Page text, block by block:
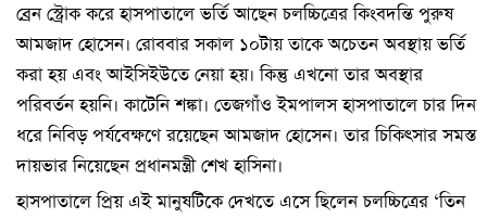
ব্রেন স্ট্রোক করে হাসপাতালে ভর্তি আছেন চলচ্চিত্রের কিংবদন্তি পুরুষ
আমজাদ হোসেন। রোববার সকাল ১০টায় তাকে অচেতন অবস্থায় ভর্তি
করা হয় এবং আইসিইউতে নেয়া হয়। কিন্তু এখনো তার অবস্থার
পরিবর্তন হয়নি। কাটেনি শঙ্কা। তেজগাঁও ইমপালস হাসপাতালে চার দিন
ধরে নিবিড় পর্যবেক্ষণে রয়েছেন আমজাদ হোসেন। তার চিকিৎসার সমস্ত
দায়ভার নিয়েছেন প্রধানমন্ত্রী শেখ হাসিনা।
হাসপাতালে প্রিয় এই মানুষটিকে দেখতে এসে ছিলেন চলচ্চিত্রের ‘তিন